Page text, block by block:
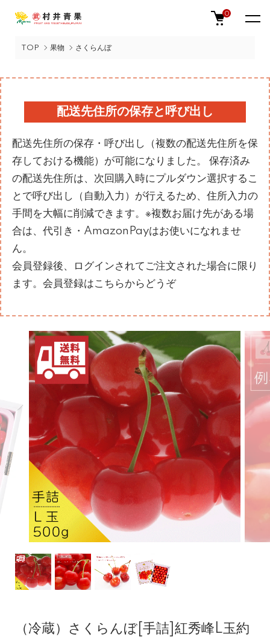
0
TOP 果物 さくらんぼ
配送先住所の保存と呼び出し
配送先住所の保存・呼び出し（複数の配送先住所を保
存しておける機能）が可能になりました。 保存済み
の配送先住所は、次回購入時にプルダウン選択するこ
とで呼び出し（自動入力）が行えるため、住所入力の
手間を大幅に削減できます。※複数お届け先がある場
合は、代引き・AmazonPayはお使いになれませ
ん。
会員登録後、ログインされてご注文された場合に限り
ます。 会員登録はこちらからどうぞ
（冷蔵）さくらんぼ[手詰]紅秀峰L玉約